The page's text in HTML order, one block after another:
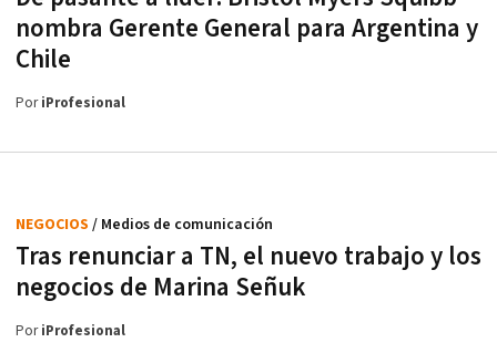
nombra Gerente General para Argentina y
Chile
PoriProfesional
Tras renunciar a TN, el nuevo trabajo y los
negocios de Marina Señuk
NEGOCIOS / Medios de comunicación
PoriProfesional